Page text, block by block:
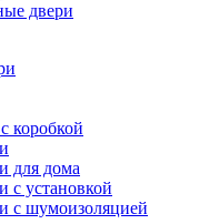
двери
коробкой
для дома
с установкой
с шумоизоляцией